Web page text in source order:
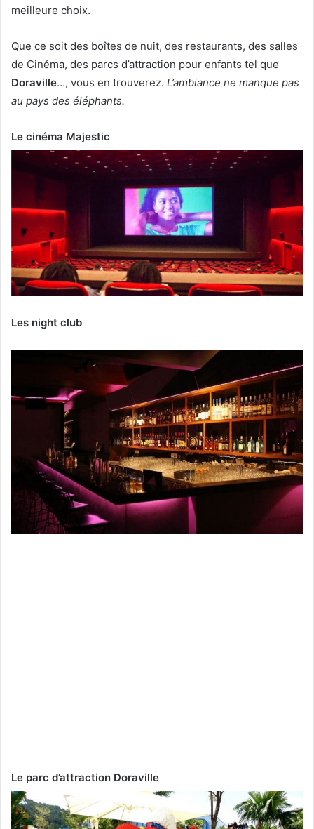
meilleure choix.
Que ce soit des boîtes de nuit, des restaurants, des salles
de Cinéma, des parcs d’attraction pour enfants tel que
Doraville…, vous en trouverez. L’ambiance ne manque pas
au pays des éléphants.
Le cinéma Majestic
Les night club
Le parc d’attraction Doraville